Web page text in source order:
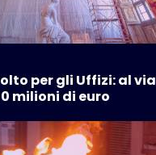
per gli Uffizi: al via
milioni di euro